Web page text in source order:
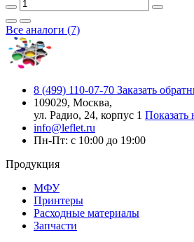
Все аналоги (7)
8 (499) 110-07-70 Заказать
109029, Москва,
ул. Радио, 24, корпус 1 Показать
info@leflet.ru
Пн-Пт: с 10:00 до 19:00
Продукция
МФУ
Принтеры
Расходные материалы
Запчасти